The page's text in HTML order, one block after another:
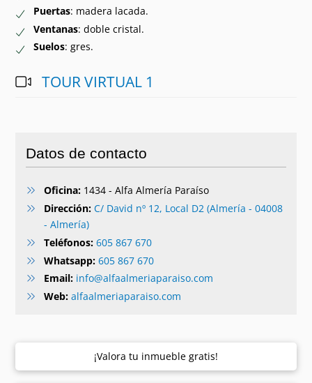
Puertas: madera lacada.
Ventanas: doble cristal.
Suelos: gres.
TOUR VIRTUAL 1
Datos de contacto
Oficina:1434 - Alfa Almería Paraíso
Dirección: C/ David nº 12, Local D2 (Almería - 04008
- Almería)
Teléfonos: 605 867 670
Whatsapp: 605 867 670
Email: info@alfaalmeriaparaiso.com
Web: alfaalmeriaparaiso.com
¡Valora tu inmueble gratis!